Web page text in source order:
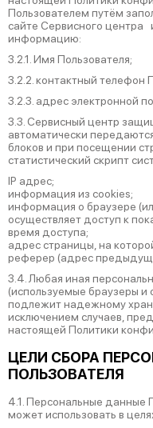
Пользователем путём
cайте Сервисного
информацию:
3.2.1. Имя Пользователя;
3.2.2. контактный телефон
3.2.3. адрес электронной
3.3. Сервисный центр
автоматически
блоков и при посещении
статистический скрипт
IP адрес;
информация из cookies;
информация о браузере
осуществляет доступ к
время доступа;
адрес страницы, на
реферер (адрес
3.4. Любая иная
(используемые браузеры
подлежит надежному
исключением случаев,
настоящей Политики
ЦЕЛИ СБОРА
ПОЛЬЗОВАТЕЛЯ
4.1. Персональные данные
может использовать в